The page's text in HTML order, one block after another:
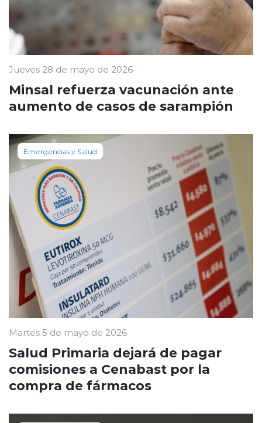
Jueves 28 de mayo de 2026
Minsal refuerza vacunación ante
aumento de casos de sarampión
Emergencias y Salud
Martes 5 de mayo de 2026
Salud Primaria dejará de pagar
comisiones a Cenabast por la
compra de fármacos